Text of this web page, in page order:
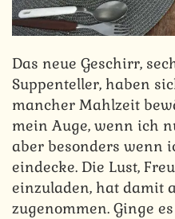
Das neue Geschirr,
Suppenteller, haben
mancher Mahlzeit
mein Auge, wenn ich
aber besonders wenn
eindecke. Die Lust,
einzuladen, hat damit
zugenommen. Ginge